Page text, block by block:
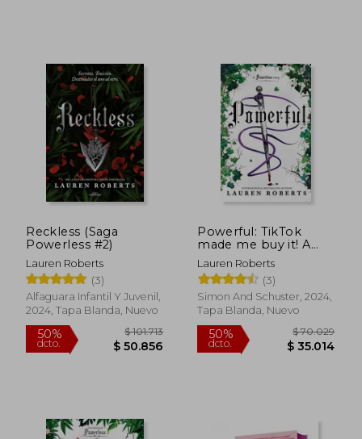
Reckless (Saga
Powerless #2)
Lauren Roberts
(3)
Alfaguara Infantil Y Juvenil,
2024, Tapa Blanda, Nuevo
Powerful: TikTok
made me buy it! A
sizzling story set in
the world of
Powerless (en Inglés)
Lauren Roberts
(3)
Simon And Schuster, 2024,
Tapa Blanda, Nuevo